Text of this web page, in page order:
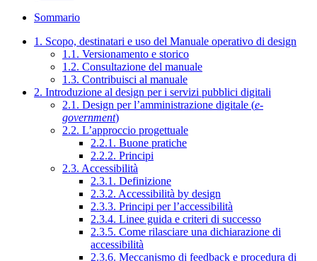
Sommario
1. Scopo, destinatari e uso del Manuale operativo di design
1.1. Versionamento e storico
1.2. Consultazione del manuale
1.3. Contribuisci al manuale
2. Introduzione al design per i servizi pubblici digitali
2.1. Design per l’amministrazione digitale (e-
government)
2.2. L’approccio progettuale
2.2.1. Buone pratiche
2.2.2. Principi
2.3. Accessibilità
2.3.1. Definizione
2.3.2. Accessibilità by design
2.3.3. Principi per l’accessibilità
2.3.4. Linee guida e criteri di successo
2.3.5. Come rilasciare una dichiarazione di
accessibilità
2.3.6. Meccanismo di feedback e procedura di